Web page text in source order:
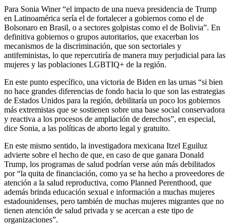
Para Sonia Winer “el impacto de una nueva presidencia de Trump
en Latinoamérica sería el de fortalecer a gobiernos como el de
Bolsonaro en Brasil, o a sectores golpistas como el de Bolivia”. En
definitiva gobiernos o grupos autoritarios, que exacerban los
mecanismos de la discriminación, que son sectoriales y
antifeministas, lo que repercutiría de manera muy perjudicial para las
mujeres y las poblaciones LGBTIQ+ de la región.
En este punto específico, una victoria de Biden en las urnas “si bien
no hace grandes diferencias de fondo hacia lo que son las estrategias
de Estados Unidos para la región, debilitaría un poco los gobiernos
más extremistas que se sostienen sobre una base social conservadora
y reactiva a los procesos de ampliación de derechos”, en especial,
dice Sonia, a las políticas de aborto legal y gratuito.
En este mismo sentido, la investigadora mexicana Itzel Eguiluz
advierte sobre el hecho de que, en caso de que ganara Donald
Trump, los programas de salud podrían verse aún más debilitados
por “la quita de financiación, como ya se ha hecho a proveedores de
atención a la salud reproductiva, como Planned Perenthood, que
además brinda educación sexual e información a muchas mujeres
estadounidenses, pero también de muchas mujeres migrantes que no
tienen atención de salud privada y se acercan a este tipo de
organizaciones”.